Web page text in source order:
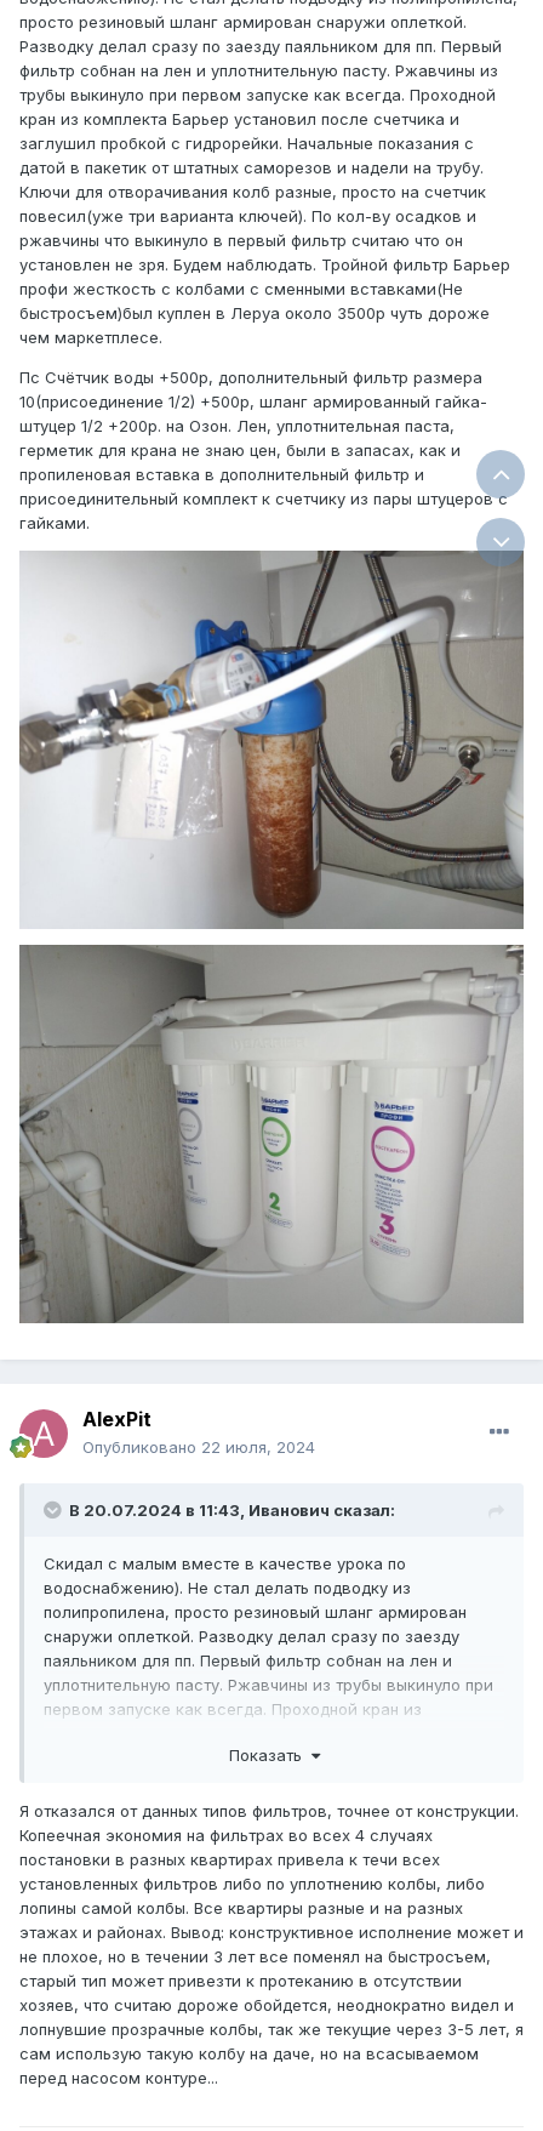
просто резиновый шланг армирован снаружи оплеткой.
Разводку делал сразу по заезду паяльником для пп. Первый
фильтр собнан на лен и уплотнительную пасту. Ржавчины из
трубы выкинуло при первом запуске как всегда. Проходной
кран из комплекта Барьер установил после счетчика и
заглушил пробкой с гидрорейки. Начальные показания с
датой в пакетик от штатных саморезов и надели на трубу.
Ключи для отворачивания колб разные, просто на счетчик
повесил(уже три варианта ключей). По кол-ву осадков и
ржавчины что выкинуло в первый фильтр считаю что он
установлен не зря. Будем наблюдать. Тройной фильтр Барьер
профи жесткость с колбами с сменными вставками(Не
быстросъем)был куплен в Леруа около 3500р чуть дороже
чем маркетплесе.
Пс Счётчик воды +500р, дополнительный фильтр размера
10(присоединение 1/2) +500р, шланг армированный гайка-
штуцер 1/2 +200р. на Озон. Лен, уплотнительная паста,
герметик для крана не знаю цен, были в запасах, как и
пропиленовая вставка в дополнительный фильтр и
присоединительный комплект к счетчику из пары штуцеров с
гайками.
AlexPit
Опубликовано 22 июля, 2024
В 20.07.2024 в 11:43, Иванович сказал:
Скидал с малым вместе в качестве урока по
водоснабжению). Не стал делать подводку из
полипропилена, просто резиновый шланг армирован
снаружи оплеткой. Разводку делал сразу по заезду
паяльником для пп. Первый фильтр собнан на лен и
уплотнительную пасту. Ржавчины из трубы выкинуло при
первом запуске как всегда. Проходной кран из
пробкой с гидрорейки. Начальные показания с датой в
для отворачивания колб разные, просто на счетчик
повесил(уже три варианта ключей). По кол-ву осадков и
ржавчины что выкинуло в первый фильтр считаю что он
установлен не зря. Будем наблюдать. Тройной фильтр
Барьер профи жесткость с колбами с сменными
вставками(Не быстросъем)был куплен в Леруа около
3500р чуть дороже чем маркетплесе.
Пс Счётчик воды +500р, дополнительный фильтр
размера 10(присоединение 1/2) +500р, шланг
армированный гайка-штуцер 1/2 +200р. на Озон. Лен,
уплотнительная паста, герметик для крана не знаю цен,
были в запасах, как и пропиленовая вставка в
Показать
Я отказался от данных типов фильтров, точнее от конструкции.
Копеечная экономия на фильтрах во всех 4 случаях
постановки в разных квартирах привела к течи всех
установленных фильтров либо по уплотнению колбы, либо
лопины самой колбы. Все квартиры разные и на разных
этажах и районах. Вывод: конструктивное исполнение может и
не плохое, но в течении 3 лет все поменял на быстросъем,
старый тип может привезти к протеканию в отсутствии
хозяев, что считаю дороже обойдется, неоднократно видел и
лопнувшие прозрачные колбы, так же текущие через 3-5 лет, я
сам использую такую колбу на даче, но на всасываемом
перед насосом контуре...